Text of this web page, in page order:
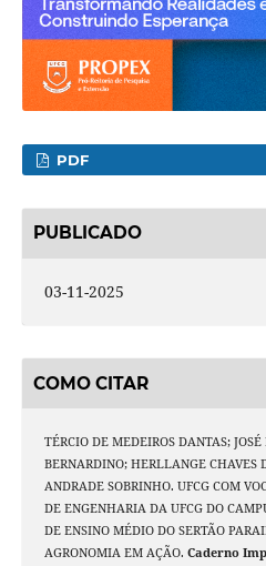
PDF
PUBLICADO
03-11-2025
COMO CITAR
TÉRCIO DE MEDEIROS DANTAS;
BERNARDINO; HERLLANGE CHAVES
ANDRADE SOBRINHO. UFCG COM
DE ENGENHARIA DA UFCG DO
DE ENSINO MÉDIO DO SERTÃO
AGRONOMIA EM AÇÃO. Caderno